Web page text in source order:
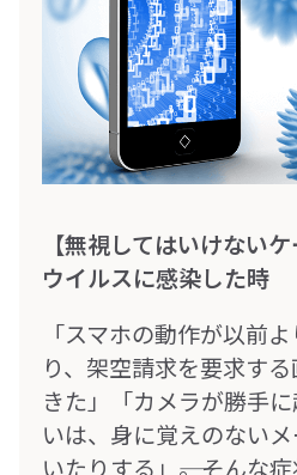
【無視してはいけないケ
ウイルスに感染した時
「スマホの動作が以前
り、架空請求を要求す
きた」「カメラが勝手
いは、身に覚えのない
いたりする」――。そんな